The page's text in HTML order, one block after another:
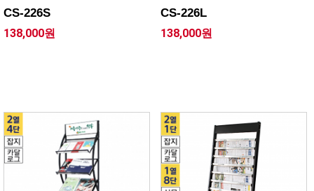
CS-226S
138,000원
CS-226L
138,000원